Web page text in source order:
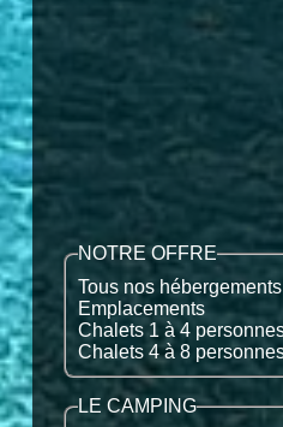
NOTRE OFFRE
Tous nos hébergements
Emplacements
Chalets 1 à 4
Chalets 4 à 8
LE CAMPING